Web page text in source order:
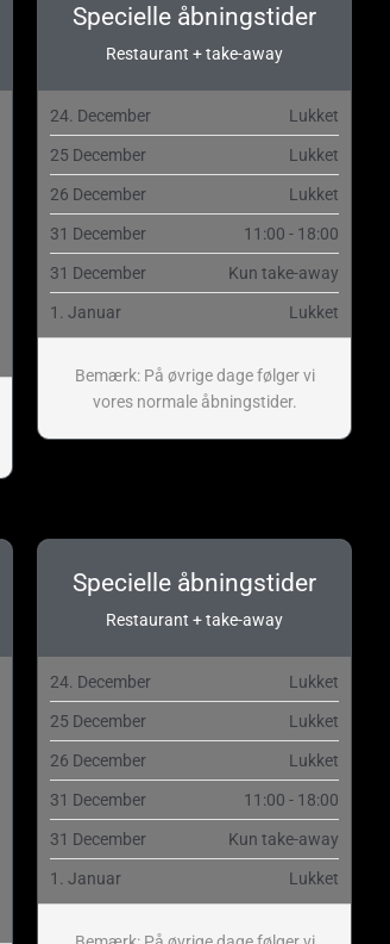
Specielle åbningstider
Restaurant + take-away
24. December Lukket
25 December Lukket
26 December Lukket
31 December 11:00 - 18:00
31 December Kun take-away
1. Januar Lukket
Bemærk: På øvrige dage følger vi
vores normale åbningstider.
Specielle åbningstider
Restaurant + take-away
24. December Lukket
25 December Lukket
26 December Lukket
31 December 11:00 - 18:00
31 December Kun take-away
1. Januar Lukket